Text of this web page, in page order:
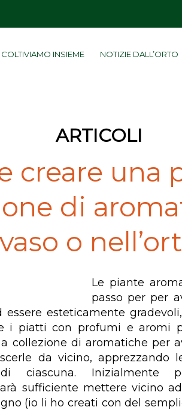
COLTIVIAMO INSIEME NOTIZIE DALL’ORTO
ARTICOLI
creare una
di
vaso o
Le piante
passo per per
essere esteticamente
i piatti con profumi e aromi
collezione di aromatiche per
da vicino, apprezzando
di ciascuna. Inizialmente
sufficiente mettere vicino
(io li ho creati con del